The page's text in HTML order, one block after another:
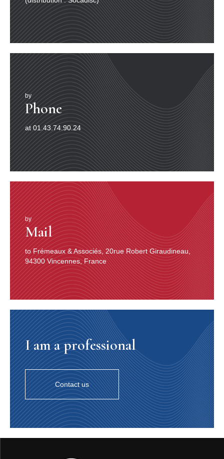
by
Phone
at 01.43.74.90.24
by
Mail
to Frémeaux & Associés, 20rue Robert Giraudineau,
94300 Vincennes, France
I am a professional
Contact us